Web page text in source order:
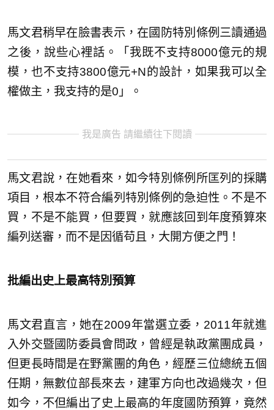
馬文君稍早在臉書表示，在國防特別條例三讀通過
之後，說些心裡話。「我既不支持8000億元的規
模，也不支持3800億元+N的設計，如果我可以全
權做主，我支持的是0」。
我是廣告 請繼續往下閱讀
馬文君說，在她看來，如今特別條例所匡列的採購
項目，根本不符合編列特別條例的急迫性。不是不
買，不是不能買，但要買，就應該回到年度預算來
編列送審，而不是因循苟且，大開方便之門！
批編出史上最高特別預算
馬文君直言，她在2009年當選立委，2011年就進
入外交暨國防委員會問政，曾經是執政黨團成員，
但更長時間是在野黨團的角色，經歷三位總統五個
任期，無數位部長來去，建軍方向也改過幾次，但
如今，不但編出了史上最高的年度國防預算，竟然